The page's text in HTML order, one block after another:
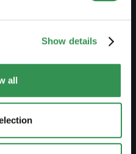
Show details
all